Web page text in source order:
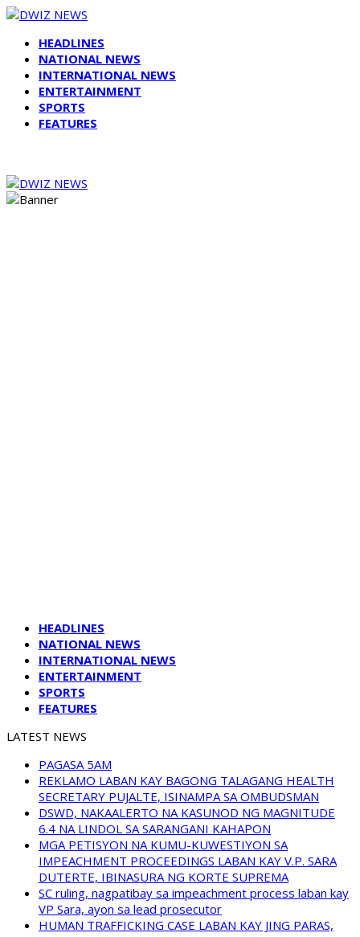
HEADLINES
NATIONAL NEWS
INTERNATIONAL NEWS
ENTERTAINMENT
SPORTS
FEATURES
HEADLINES
NATIONAL NEWS
INTERNATIONAL NEWS
ENTERTAINMENT
SPORTS
FEATURES
LATEST NEWS
PAGASA 5AM
REKLAMO LABAN KAY BAGONG TALAGANG HEALTH
SECRETARY PUJALTE, ISINAMPA SA OMBUDSMAN
DSWD, NAKAALERTO NA KASUNOD NG MAGNITUDE
6.4 NA LINDOL SA SARANGANI KAHAPON
MGA PETISYON NA KUMU-KUWESTIYON SA
IMPEACHMENT PROCEEDINGS LABAN KAY V.P. SARA
DUTERTE, IBINASURA NG KORTE SUPREMA
SC ruling, nagpatibay sa impeachment process laban kay
VP Sara, ayon sa lead prosecutor
HUMAN TRAFFICKING CASE LABAN KAY JING PARAS,